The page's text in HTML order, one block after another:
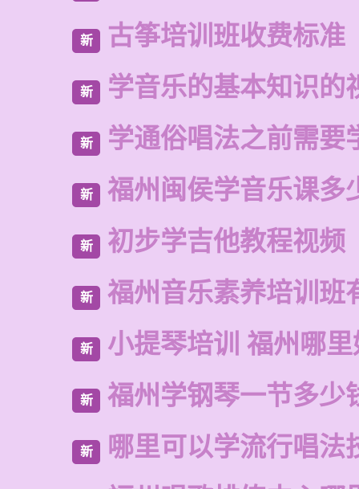
新 古筝培训班收费标准
新 学音乐的基本知识的
新 学通俗唱法之前需要
新 福州闽侯学音乐课多
新 初步学吉他教程视频
新 福州音乐素养培训班
新 小提琴培训 福州哪
新 福州学钢琴一节多少
新 哪里可以学流行唱法